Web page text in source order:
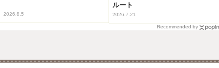
2026.8.5
ルート
2026.7.21
Recommended by